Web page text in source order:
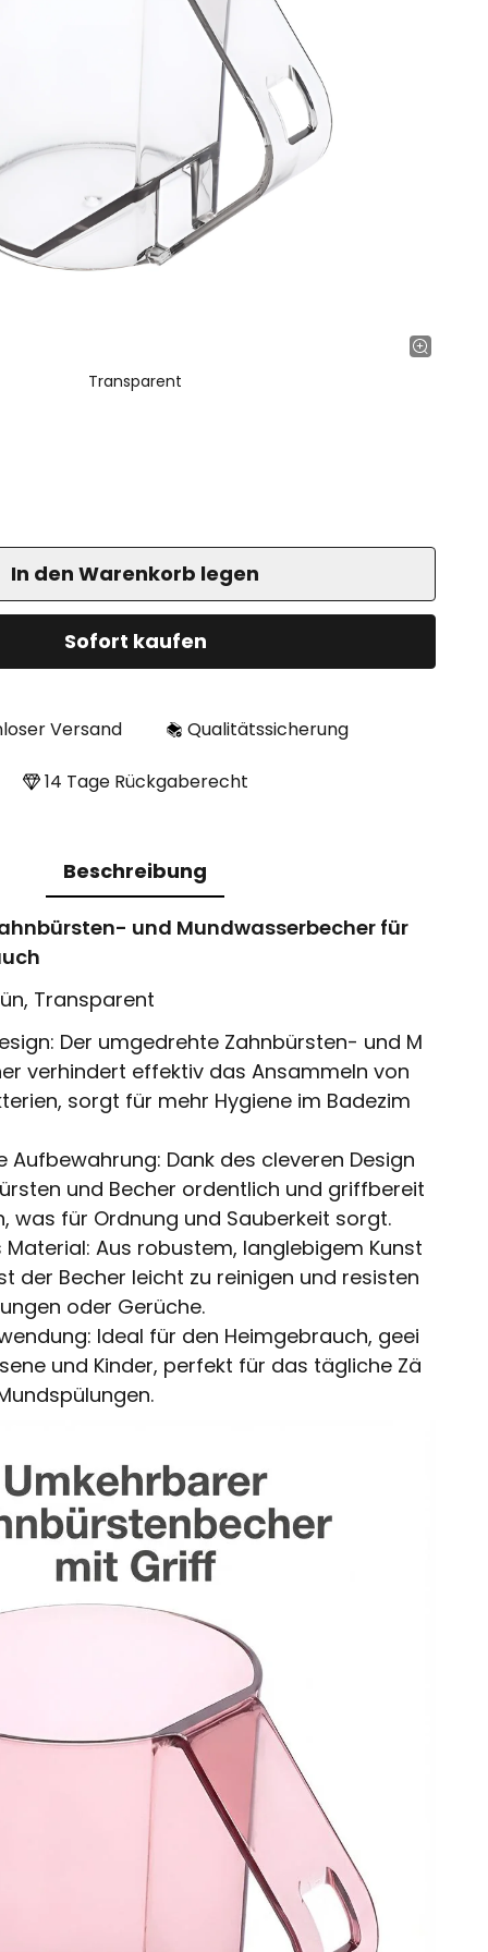
Transparent
In den Warenkorb legen
Sofort kaufen
Versand Qualitätssicherung
14 Tage Rückgaberecht
Beschreibung
und Mundwasserbecher für
Transparent
Der umgedrehte Zahnbürsten- und M
verhindert effektiv das Ansammeln von
sorgt für mehr Hygiene im Badezim
Dank des cleveren Design
und Becher ordentlich und griffbereit
was für Ordnung und Sauberkeit sorgt.
Aus robustem, langlebigem Kunst
der Becher leicht zu reinigen und resisten
oder Gerüche.
Ideal für den Heimgebrauch, geei
und Kinder, perfekt für das tägliche Zä